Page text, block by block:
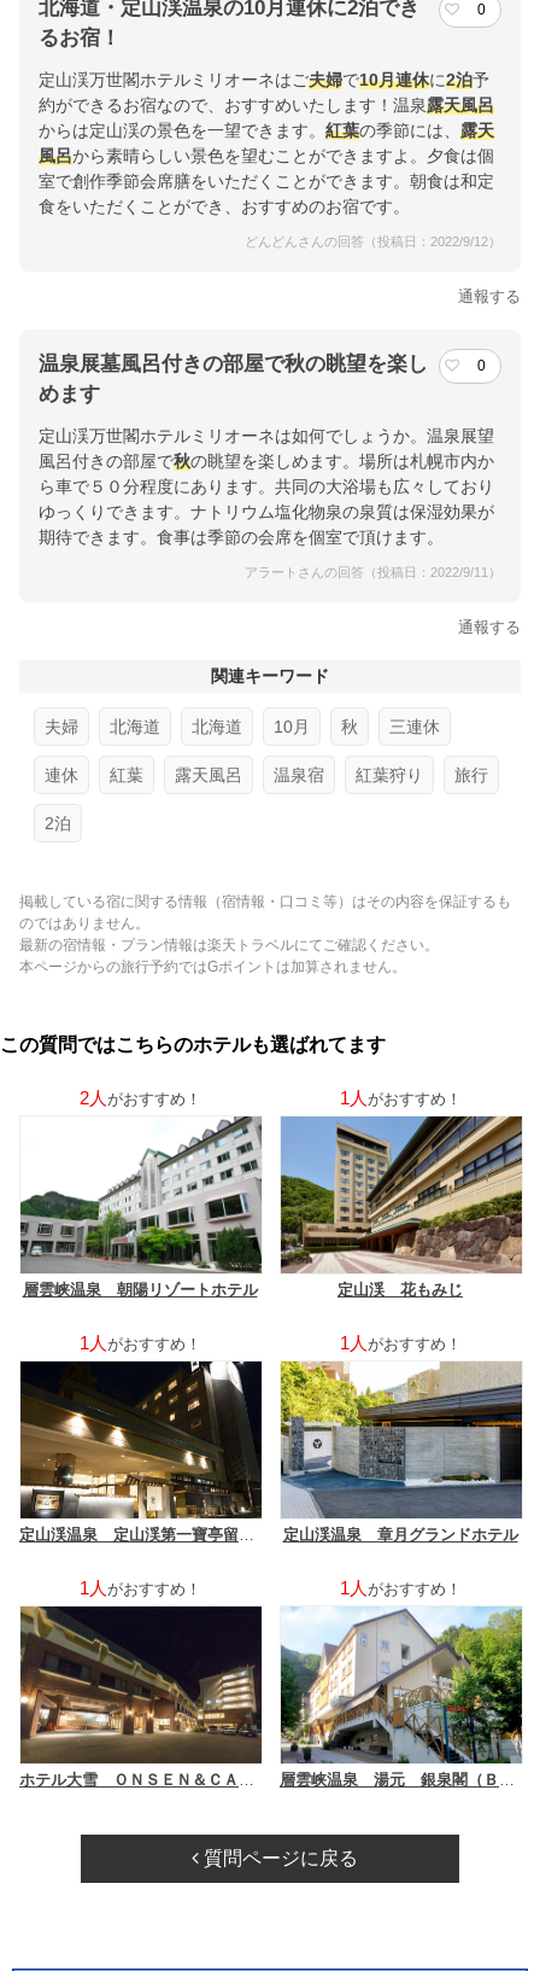
北海道・定山渓温泉の10月連休に2泊でき
るお宿！
0
定山渓万世閣ホテルミリオーネはご夫婦で10月連休に2泊予
約ができるお宿なので、おすすめいたします！温泉露天風呂
からは定山渓の景色を一望できます。 紅葉の季節には、 露天
風呂から素晴らしい景色を望むことができますよ。夕食は個
室で創作季節会席膳をいただくことができます。朝食は和定
食をいただくことができ、おすすめのお宿です。
どんどんさんの回答（投稿日：2022/9/12）
通報する
温泉展墓風呂付きの部屋で秋の眺望を楽し
めます
0
定山渓万世閣ホテルミリオーネは如何でしょうか。温泉展望
風呂付きの部屋で秋の眺望を楽しめます。場所は札幌市内か
ら車で５０分程度にあります。共同の大浴場も広々しており
ゆっくりできます。ナトリウム塩化物泉の泉質は保湿効果が
期待できます。食事は季節の会席を個室で頂けます。
アラートさんの回答（投稿日：2022/9/11）
通報する
関連キーワード
夫婦 北海道 北海道 10月 秋 三連休
連休 紅葉 露天風呂 温泉宿 紅葉狩り 旅行
2泊
掲載している宿に関する情報（宿情報・口コミ等）はその内容を保証するも
のではありません。
最新の宿情報・プラン情報は楽天トラベルにてご確認ください。
本ページからの旅行予約ではGポイントは加算されません。
この質問ではこちらのホテルも選ばれてます
2人 がおすすめ！
層雲峡温泉 朝陽リゾートホテル
1人 がおすすめ！
定山渓 花もみじ
1人 がおすすめ！ 1人 がおすすめ！
定山渓温泉 章月グランドホテル
1人 がおすすめ！ 1人 がおすすめ！
質問ページに戻る